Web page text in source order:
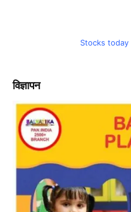
Stocks today
विज्ञापन